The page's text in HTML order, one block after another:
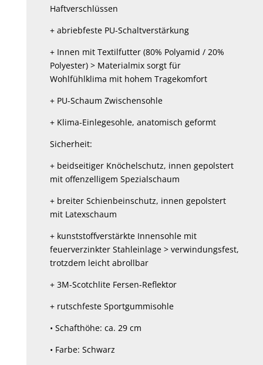
Haftverschlüssen
+ abriebfeste PU-Schaltverstärkung
+ Innen mit Textilfutter (80% Polyamid / 20%
Polyester) > Materialmix sorgt für
Wohlfühlklima mit hohem Tragekomfort
+ PU-Schaum Zwischensohle
+ Klima-Einlegesohle, anatomisch geformt
Sicherheit:
+ beidseitiger Knöchelschutz, innen gepolstert
mit offenzelligem Spezialschaum
+ breiter Schienbeinschutz, innen gepolstert
mit Latexschaum
+ kunststoffverstärkte Innensohle mit
feuerverzinkter Stahleinlage > verwindungsfest,
trotzdem leicht abrollbar
+ 3M-Scotchlite Fersen-Reflektor
+ rutschfeste Sportgummisohle
• Schafthöhe: ca. 29 cm
• Farbe: Schwarz